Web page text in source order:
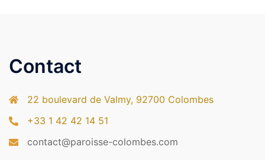
Contact
22 boulevard de Valmy, 92700 Colombes
+33 1 42 42 14 51
contact@paroisse-colombes.com